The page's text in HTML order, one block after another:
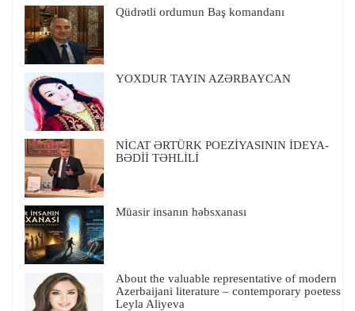
Qüdrətli ordumun Baş komandanı
YOXDUR TAYIN AZƏRBAYCAN
NİCAT ƏRTÜRK POEZİYASININ İDEYA-
BƏDİİ TƏHLİLİ
Müasir insanın həbsxanası
About the valuable representative of modern
Azerbaijani literature – contemporary poetess
Leyla Aliyeva